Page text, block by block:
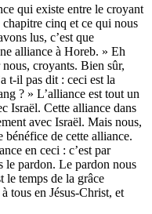
qui existe entre le croyant
cinq et ce qui nous
lus, c’est que
alliance à Horeb. » Eh
croyants. Bien sûr,
t-il pas dit : ceci est la
? » L’alliance est tout un
Israël. Cette alliance dans
avec Israël. Mais nous,
bénéfice de cette alliance.
en ceci : c’est par
le pardon. Le pardon nous
le temps de la grâce
tous en Jésus-Christ, et